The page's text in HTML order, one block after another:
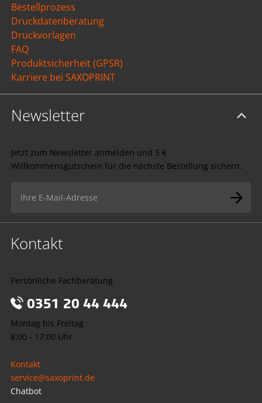
Bestellprozess
Druckdatenberatung
Druckvorlagen
FAQ
Produktsicherheit (GPSR)
Karriere bei SAXOPRINT
Newsletter
Jetzt zum Newsletter anmelden und 5 €
Willkommensgutschein für die nächste Bestellung sichern.
Kontakt
Persönliche Fachberatung
0351 20 44 444
Montag bis Freitag
8:00 - 17:00 Uhr
Kontakt
service@saxoprint.de
Chatbot